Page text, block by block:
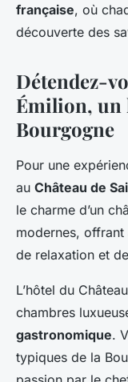
française, où
découverte des
Détendez-
Émilion, un
Bourgogne
Pour une
au Château de
le charme d’un
modernes,
de relaxation et
L’hôtel du
chambres
gastronomique.
typiques de la